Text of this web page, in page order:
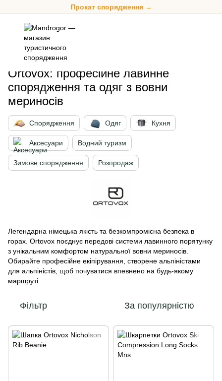
Прокат спорядження →
Ortovox: професійне лавинне спорядження та одяг з вовни
Ortovox: професійне лавинне
спорядження та одяг з вовни
мериносів
Спорядження Одяг Кухня
Аксесуари Водний туризм
Зимове спорядження Розпродаж
Легендарна німецька якість та безкомпромісна безпека в
горах. Ortovox поєднує передові системи лавинного порятунку
з унікальним комфортом натуральної вовни мериносів.
Обирайте професійне екіпірування, створене альпіністами
для альпіністів, щоб почуватися впевнено на будь-якому
маршруті.
Фільтр За популярністю